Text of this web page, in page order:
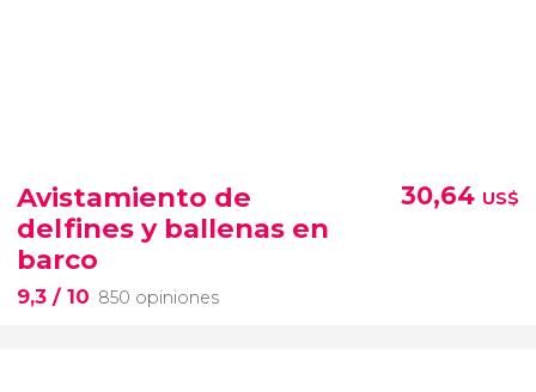
Avistamiento de
delfines y ballenas en
barco
9,3 / 10 850 opiniones
30,64 US$